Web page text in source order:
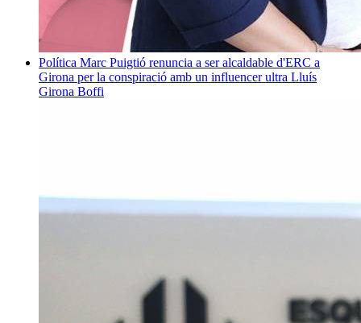
Política Marc Puigtió renuncia a ser alcaldable d'ERC a
Girona per la conspiració amb un influencer ultra Lluís
Girona Boffi